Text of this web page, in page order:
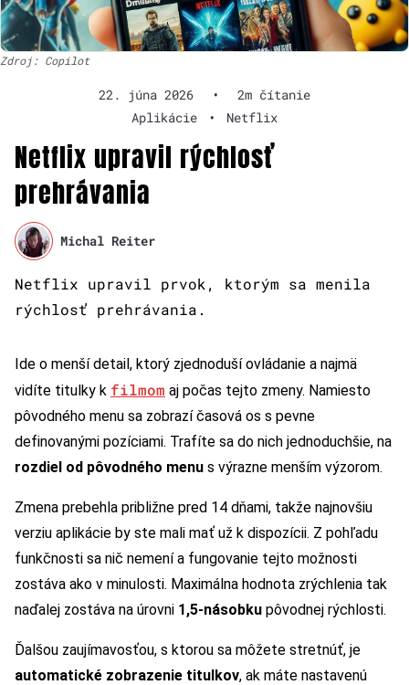
Zdroj: Copilot
22. júna 2026 •
2m čítanie
Aplikácie
• Netflix
Netflix upravil rýchlosť
prehrávania
Michal Reiter
Netflix upravil prvok, ktorým sa menila
rýchlosť prehrávania.
Ide o menší detail, ktorý zjednoduší ovládanie a najmä
vidíte titulky k filmom aj počas tejto zmeny. Namiesto
pôvodného menu sa zobrazí časová os s pevne
definovanými pozíciami. Trafíte sa do nich jednoduchšie, na
rozdiel od pôvodného menu s výrazne menším výzorom.
Zmena prebehla približne pred 14 dňami, takže najnovšiu
verziu aplikácie by ste mali mať už k dispozícii. Z pohľadu
funkčnosti sa nič nemení a fungovanie tejto možnosti
zostáva ako v minulosti. Maximálna hodnota zrýchlenia tak
naďalej zostáva na úrovni 1,5-násobku pôvodnej rýchlosti.
Ďalšou zaujímavosťou, s ktorou sa môžete stretnúť, je
automatické zobrazenie titulkov, ak máte nastavenú